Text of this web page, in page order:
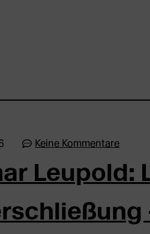
Leupold:
Keine Kommentare